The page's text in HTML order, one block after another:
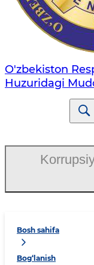
O'zbekiston
Huzuridagi
Bosh sahifa
Bog‘lanish